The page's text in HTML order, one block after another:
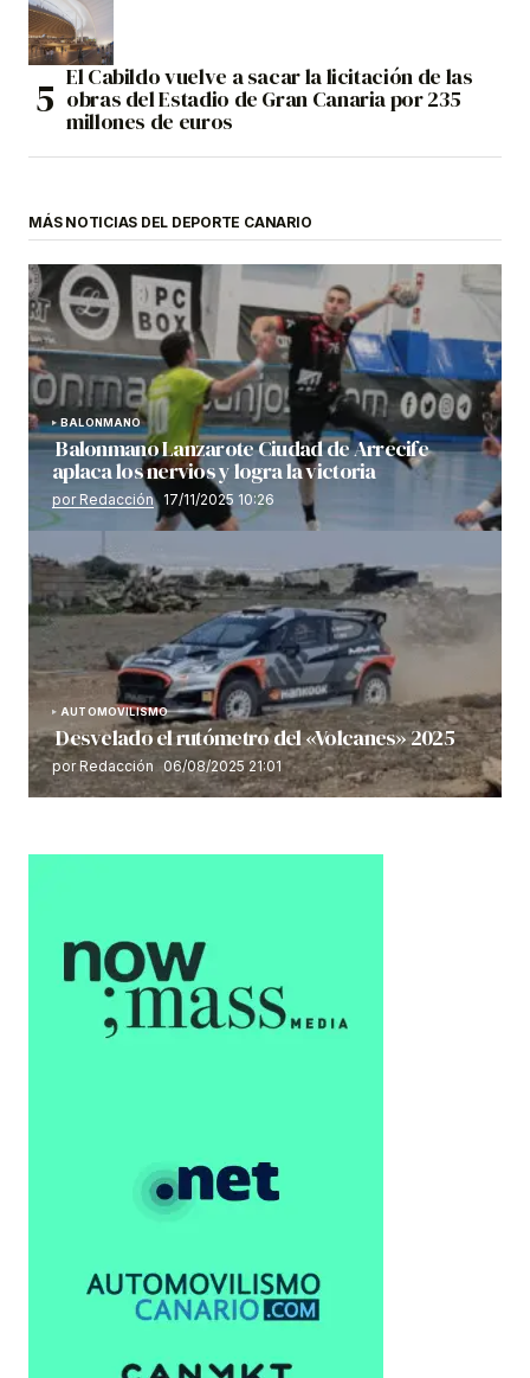
El Cabildo vuelve a sacar la licitación de las
obras del Estadio de Gran Canaria por 235
millones de euros
MÁS NOTICIAS DEL DEPORTE CANARIO
BALONMANO
Balonmano Lanzarote Ciudad de Arrecife
aplaca los nervios y logra la victoria
por Redacción 17/11/2025 10:26
AUTOMOVILISMO
Desvelado el rutómetro del «Volcanes» 2025
por Redacción 06/08/2025 21:01